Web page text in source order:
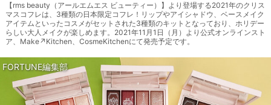
【rms beauty（アールエムエス ビューティー）】より登場する2021年のクリス
マスコフレは、3種類の日本限定コフレ！リップやアイシャドウ、ベースメイク
アイテムといったコスメがセットされた3種類のキットとなっており、ホリデー
らしい大人メイクが楽しめます。2021年11月1日（月）より公式オンラインスト
ア、Make↗Kitchen、CosmeKitchenにて発売予定です。
FORTUNE編集部